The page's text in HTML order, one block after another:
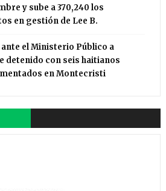
y sube a 370,240 los
en gestión de Lee B.
ante el Ministerio Público a
detenido con seis haitianos
en Montecristi